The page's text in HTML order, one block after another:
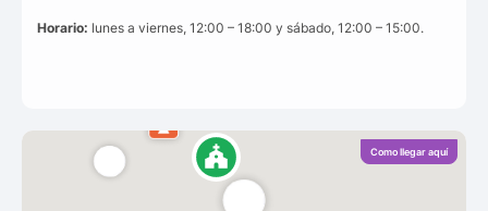
Horario: lunes a viernes, 12:00 – 18:00 y sábado, 12:00 – 15:00.
Como llegar aquí